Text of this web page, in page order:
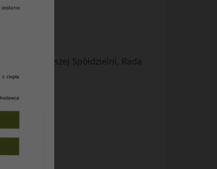
Statutu naszej Spółdzielni, Rada